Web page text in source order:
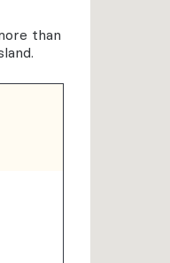
than